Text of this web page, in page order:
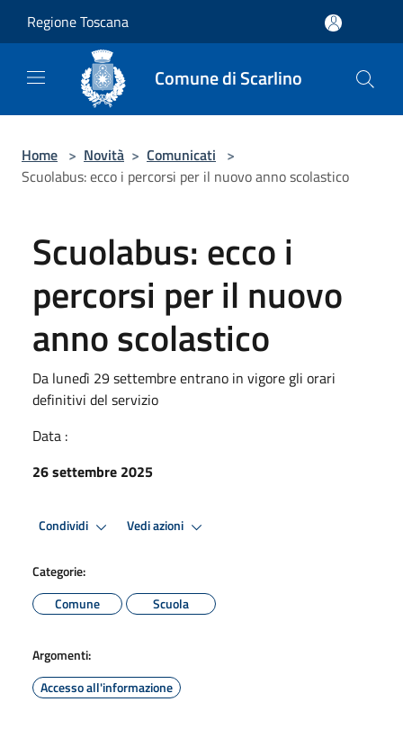
Regione Toscana
Comune di Scarlino
Home > Novità > Comunicati >
Scuolabus: ecco i percorsi per il nuovo anno scolastico
Scuolabus: ecco i
percorsi per il nuovo
anno scolastico
Da lunedì 29 settembre entrano in vigore gli orari
definitivi del servizio
Data :
26 settembre 2025
Condividi Vedi azioni
Categorie:
Comune
Scuola
Argomenti:
Accesso all'informazione